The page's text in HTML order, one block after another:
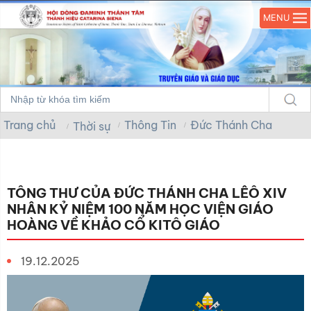
MENU
Trang chủ Thời sự Thông Tin Đức Thánh Cha
TÔNG THƯ CỦA ĐỨC THÁNH CHA LÊÔ XIV
NHÂN KỶ NIỆM 100 NĂM HỌC VIỆN GIÁO
HOÀNG VỀ KHẢO CỔ KITÔ GIÁO
19.12.2025